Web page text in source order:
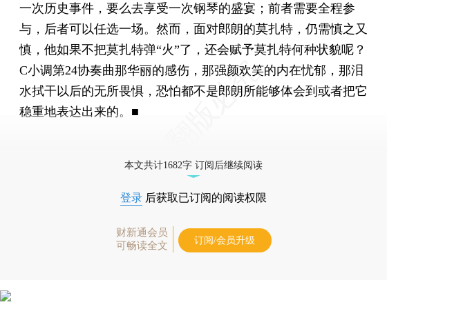
一次历史事件，要么去享受一次钢琴的盛宴；前者需要全程参
与，后者可以任选一场。然而，面对郎朗的莫扎特，仍需慎之又
慎，他如果不把莫扎特弹“火”了，还会赋予莫扎特何种状貌呢？
C小调第24协奏曲那华丽的感伤，那强颜欢笑的内在忧郁，那泪
水拭干以后的无所畏惧，恐怕都不是郎朗所能够体会到或者把它
稳重地表达出来的。■
本文共计1682字 订阅后继续阅读
登录 后获取已订阅的阅读权限
财新通会员
可畅读全文
订阅/会员升级